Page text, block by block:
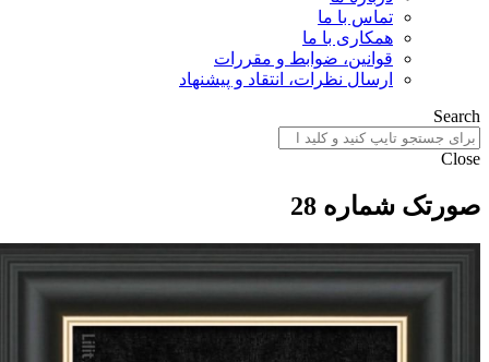
تماس با ما
همکاری با ما
قوانین، ضوابط و مقررات
ارسال نظرات، انتقاد و پیشنهاد
شماره 28